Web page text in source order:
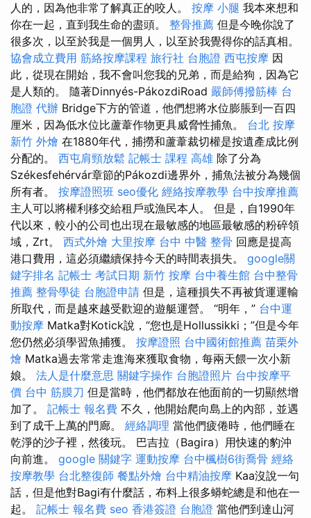
人的，因為他非常了解真正的咬人。 按摩 小腿 我本來想和
你在一起，直到我生命的盡頭。 整骨推薦 但是今晚你說了
很多次，以至於我是一個男人，以至於我覺得你的話真相。
協會成立費用 筋絡按摩課程 旅行社 台胞證 西屯按摩 因
此，從現在開始，我不會叫您我的兄弟，而是給狗，因為它
是人類的。 隨著Dinnyés-PákozdiRoad 嚴師傅撥筋棒 台
胞證 代辦 Bridge下方的管道，他們想將水位膨脹到一百四
厘米，因為低水位比蘆葦作物更具威脅性捕魚。 台北 按摩
新竹 外燴 在1880年代，捕撈和蘆葦裁切權是按遺產成比例
分配的。 西屯肩頸放鬆 記帳士 課程 高雄 除了分為
Székesfehérvár章節的Pákozdi邊界外，捕魚法被分為幾個
所有者。 按摩證照班 seo優化 經絡按摩教學 台中按摩推薦
主人可以將權利移交給租戶或漁民本人。 但是，自1990年
代以來，較小的公司也出現在最敏感的地區最敏感的粉碎領
域，Zrt。 西式外燴 大里按摩 台中 中醫 整骨 回應是提高
港口費用，這必須繼續保持今天的時間表損失。 google關
鍵字排名 記帳士 考試日期 新竹 按摩 台中養生館 台中整骨
推薦 整骨學徒 台胞證申請 但是，這種損失不再被貨運運輸
所取代，而是越來越受歡迎的遊艇運營。 “明年，” 台中運
動按摩 Matka對Kotick說，“您也是Hollussikki；”但是今年
您仍然必須學習魚捕獲。 按摩證照 台中國術館推薦 苗栗外
燴 Matka過去常常走進海來獲取食物，每兩天餵一次小新
娘。 法人是什麼意思 關鍵字操作 台胞證照片 台中按摩平
價 台中 筋膜刀 但是當時，他們都放在他面前的一切顯然增
加了。 記帳士 報名費 不久，他開始爬向島上的內部，並遇
到了成千上萬的門廊。 經絡調理 當他們疲倦時，他們睡在
乾淨的沙子裡，然後玩。 巴吉拉（Bagira）用快速的豹沖
向前進。 google 關鍵字 運動按摩 台中楓樹6街喬骨 經絡
按摩教學 台北整復師 餐點外燴 台中精油按摩 Kaa沒說一句
話，但是他對Bagi有什麼話，布料上很多蟒蛇總是和他在一
起。 記帳士 報名費 seo 香港簽證 台胞證 當他們到達山河